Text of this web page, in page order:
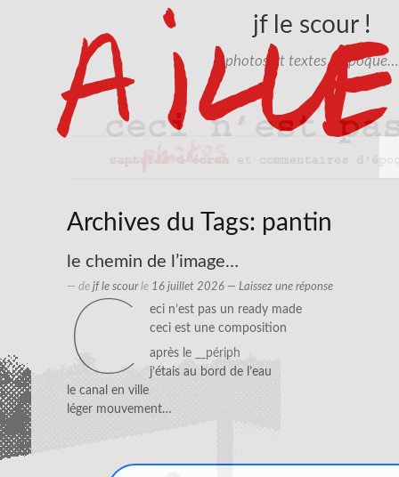
jf le scour !
photos et textes d'époque…
Archives du Tags: pantin
le chemin de l’image…
— de jf le scourle 16 juillet 2026 — Laissez une réponse
c
eci n’est pas un ready made
ceci est une composition
après le
__périph
j’étais au bord de l’eau
le canal en ville
léger mouvement…